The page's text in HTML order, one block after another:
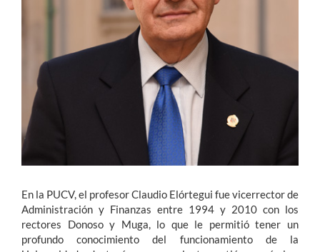
Académicos
Funcionarios
Alumni
En la PUCV, el profesor Claudio Elórtegui fue vicerrector de
Administración y Finanzas entre 1994 y 2010 con los
rectores Donoso y Muga, lo que le permitió tener un
profundo conocimiento del funcionamiento de la